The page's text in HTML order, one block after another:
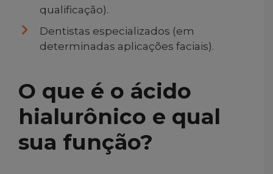
qualificação).
Dentistas especializados (em
determinadas aplicações faciais).
O que é o ácido
hialurônico e qual
sua função?